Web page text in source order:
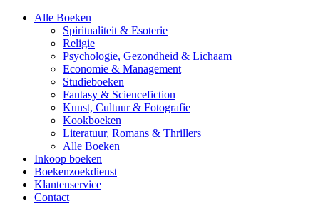
Alle Boeken
Spiritualiteit & Esoterie
Religie
Psychologie, Gezondheid & Lichaam
Economie & Management
Studieboeken
Fantasy & Sciencefiction
Kunst, Cultuur & Fotografie
Kookboeken
Literatuur, Romans & Thrillers
Alle Boeken
Inkoop boeken
Boekenzoekdienst
Klantenservice
Contact